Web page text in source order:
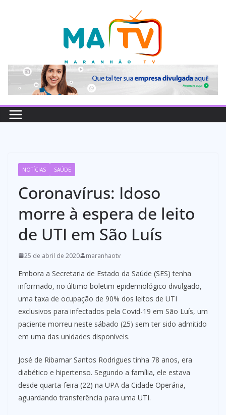
NOTÍCIAS SAÚDE
Coronavírus: Idoso
morre à espera de leito
de UTI em São Luís
25 de abril de 2020 maranhaotv
Embora a Secretaria de Estado da Saúde (SES) tenha
informado, no último boletim epidemiológico divulgado,
uma taxa de ocupação de 90% dos leitos de UTI
exclusivos para infectados pela Covid-19 em São Luís, um
paciente morreu neste sábado (25) sem ter sido admitido
em uma das unidades disponíveis.
José de Ribamar Santos Rodrigues tinha 78 anos, era
diabético e hipertenso. Segundo a família, ele estava
desde quarta-feira (22) na UPA da Cidade Operária,
aguardando transferência para uma UTI.